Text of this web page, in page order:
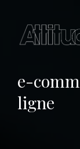
e-
ligne